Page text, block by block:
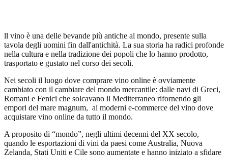
ll vino è una delle bevande più antiche al mondo, presente sulla
tavola degli uomini fin dall'antichità. La sua storia ha radici profonde
nella cultura e nella tradizione dei popoli che lo hanno prodotto,
trasportato e gustato nel corso dei secoli.
Nei secoli il luogo dove comprare vino online è ovviamente
cambiato con il cambiare del mondo mercantile: dalle navi di Greci,
Romani e Fenici che solcavano il Mediterraneo rifornendo gli
empori del mare magnum, ai moderni e-commerce del vino dove
acquistare vino online da tutto il mondo.
A proposito di “mondo”, negli ultimi decenni del XX secolo,
quando le esportazioni di vini da paesi come Australia, Nuova
Zelanda, Stati Uniti e Cile sono aumentate e hanno iniziato a sfidare